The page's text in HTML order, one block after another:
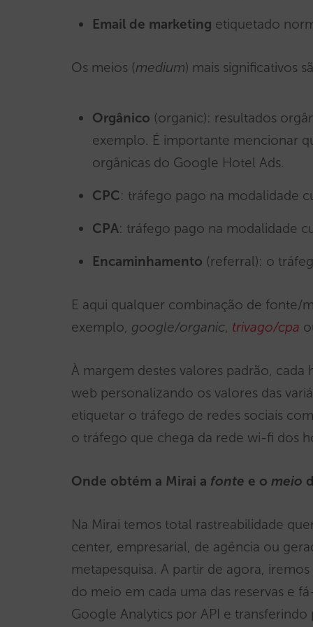
Email de marketing etiquetado
Os meios (medium) mais significativos
Orgânico (organic): resultados
exemplo. É importante mencionar
orgânicas do Google Hotel Ads.
CPC: tráfego pago na modalidade
CPA: tráfego pago na modalidade
Encaminhamento (referral): o
E aqui qualquer combinação de fonte/
exemplo, google/organic, trivago/cpa
À margem destes valores padrão,
web personalizando os valores das
etiquetar o tráfego de redes sociais
o tráfego que chega da rede wi-fi dos
Onde obtém a Mirai a fonte e o meio
Na Mirai temos total rastreabilidade
center, empresarial, de agência ou
metapesquisa. A partir de agora,
do meio em cada uma das reservas e
Google Analytics por API e transferindo